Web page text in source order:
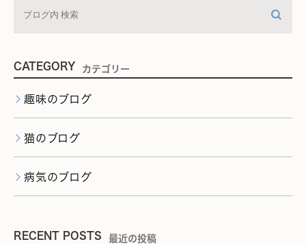
CATEGORY カテゴリー
趣味のブログ
猫のブログ
病気のブログ
RECENT POSTS 最近の投稿